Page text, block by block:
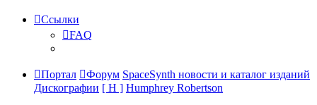
Ссылки
FAQ
Портал Форум SpaceSynth новости и каталог изданий
Дискографии [ H ] Humphrey Robertson